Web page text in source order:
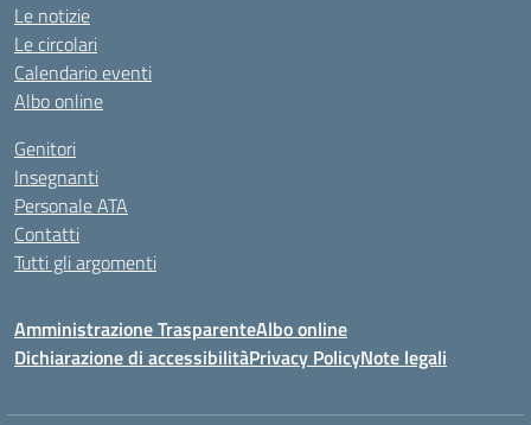
Le notizie
Le circolari
Calendario eventi
Albo online
Genitori
Insegnanti
Personale ATA
Contatti
Tutti gli argomenti
Amministrazione TrasparenteAlbo online
Dichiarazione di accessibilitàPrivacy PolicyNote legali